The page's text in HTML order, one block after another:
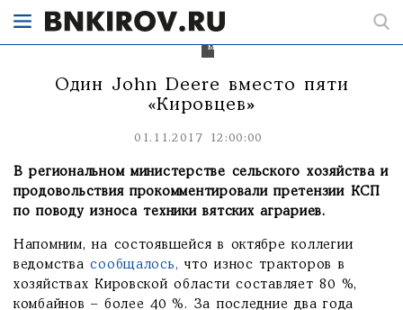
уровня
марок.
Один John Deere вместо пяти
«Кировцев»
01.11.2017 12:00:00
В региональном министерстве сельского хозяйства и
продовольствия прокомментировали претензии КСП
по поводу износа техники вятских аграриев.
Напомним, на состоявшейся в октябре коллегии
ведомствасообщалось,что износ тракторов в
хозяйствах Кировской области составляет 80 %,
комбайнов – более 40 %. За последние два года